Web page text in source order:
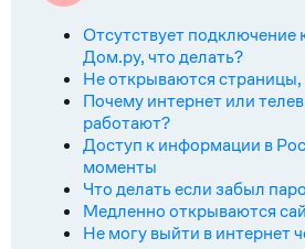
Отсутствует подключение
Дом.ру, что делать?
Не открываются страницы,
Почему интернет или
работают?
Доступ к информации в
моменты
Что делать если забыл
Медленно открываются
Не могу выйти в интернет